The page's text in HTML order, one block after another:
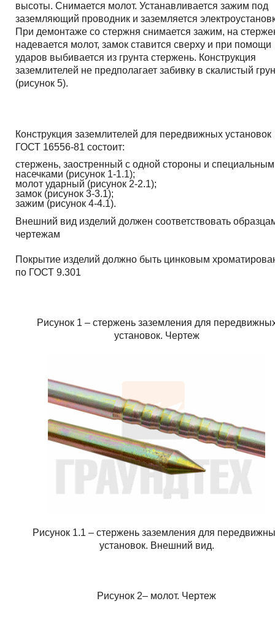
высоты. Снимается молот. Устанавливается зажим под
заземляющий проводник и заземляется
При демонтаже со стержня снимается зажим, на
надевается молот, замок ставится сверху и при помощи
ударов выбивается из грунта стержень. Конструкция
заземлителей не предполагает забивку в скалистый
(рисунок 5).
Конструкция заземлителей для передвижных установок
ГОСТ 16556-81 состоит:
стержень, заостренный с одной стороны и
насечками (рисунок 1-1.1);
молот ударный (рисунок 2-2.1);
замок (рисунок 3-3.1);
зажим (рисунок 4-4.1).
Внешний вид изделий должен соответствовать
чертежам
Покрытие изделий должно быть цинковым
по ГОСТ 9.301
Рисунок 1 – стержень заземления для
установок. Чертеж
Рисунок 1.1 – стержень заземления для
установок. Внешний вид.
Рисунок 2– молот. Чертеж